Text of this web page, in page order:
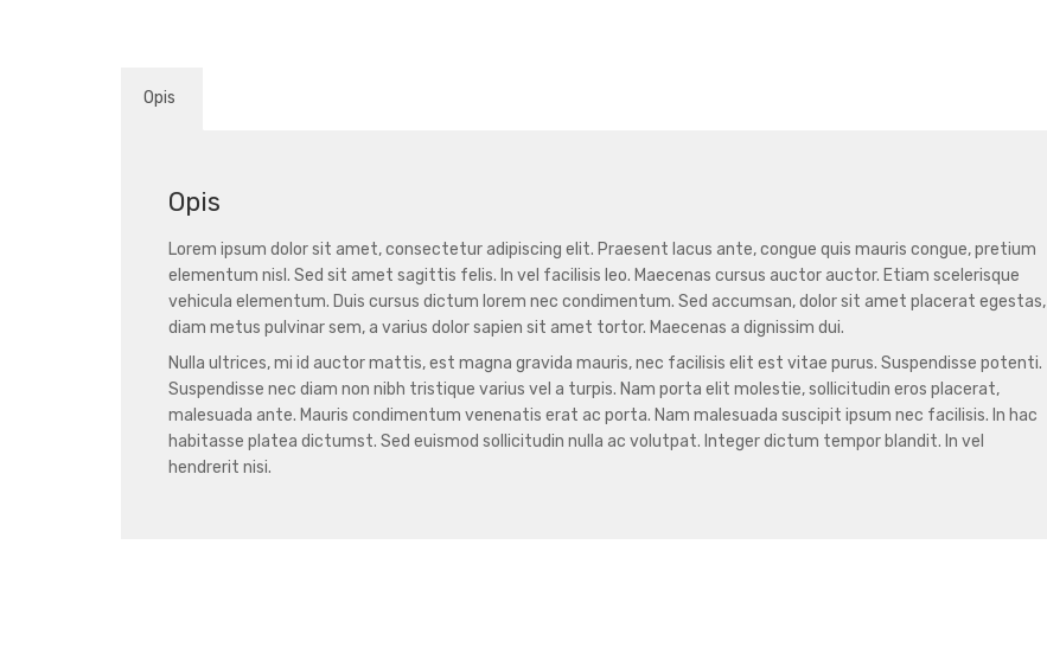
Opis
Opis
Lorem ipsum dolor sit amet, consectetur adipiscing elit. Praesent lacus ante, congue quis mauris congue, pretium
elementum nisl. Sed sit amet sagittis felis. In vel facilisis leo. Maecenas cursus auctor auctor. Etiam scelerisque
vehicula elementum. Duis cursus dictum lorem nec condimentum. Sed accumsan, dolor sit amet placerat egestas,
diam metus pulvinar sem, a varius dolor sapien sit amet tortor. Maecenas a dignissim dui.
Nulla ultrices, mi id auctor mattis, est magna gravida mauris, nec facilisis elit est vitae purus. Suspendisse potenti.
Suspendisse nec diam non nibh tristique varius vel a turpis. Nam porta elit molestie, sollicitudin eros placerat,
malesuada ante. Mauris condimentum venenatis erat ac porta. Nam malesuada suscipit ipsum nec facilisis. In hac
habitasse platea dictumst. Sed euismod sollicitudin nulla ac volutpat. Integer dictum tempor blandit. In vel
hendrerit nisi.